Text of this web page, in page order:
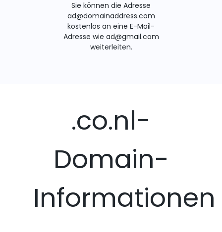
Sie können die Adresse
ad@domainaddress.com
kostenlos an eine E-Mail-
Adresse wie ad@gmail.com
weiterleiten.
.co.nl-
Domain-
Informationen